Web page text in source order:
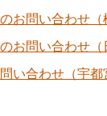
お問い合わせ（
お問い合わせ（
い合わせ（宇都